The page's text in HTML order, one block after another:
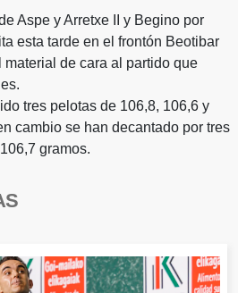
Aspe y Arretxe II y Begino por
esta tarde en el frontón Beotibar
de cara al partido que
tres pelotas de 106,8, 106,6 y
cambio se han decantado por tres
gramos.